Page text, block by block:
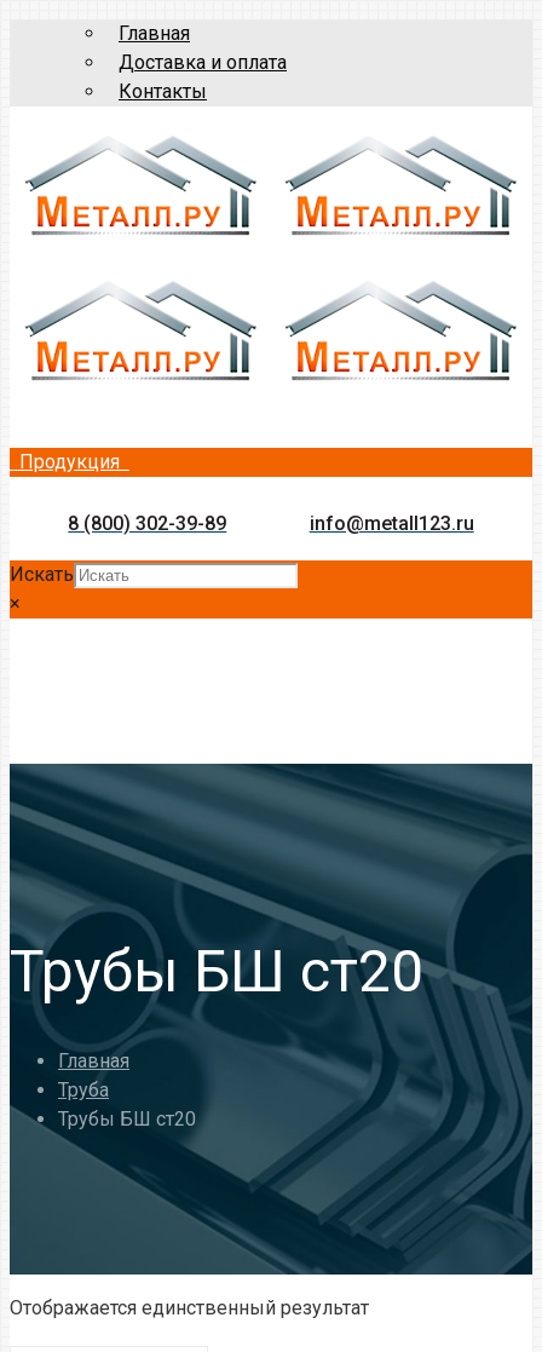
Главная
Доставка и оплата
Контакты
Продукция
8 (800) 302-39-89 info@metall123.ru
Искать
×
Трубы БШ ст20
Главная
Труба
Трубы БШ ст20
Отображается единственный результат